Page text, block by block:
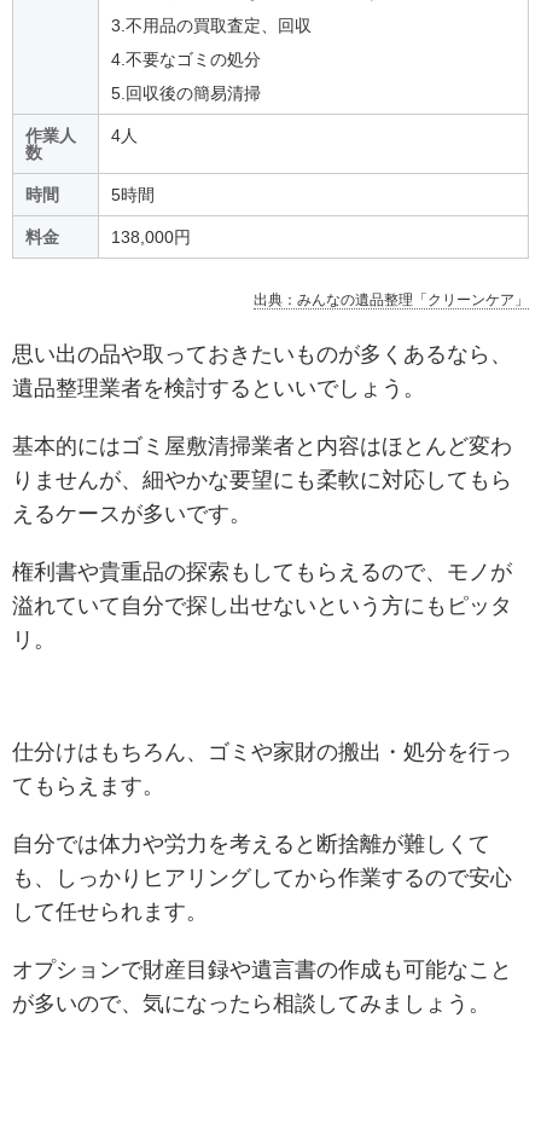
3.不用品の買取査定、回収
4.不要なゴミの処分
5.回収後の簡易清掃
作業人
数
4人
時間 5時間
料金 138,000円
出典：みんなの遺品整理「クリーンケア」
思い出の品や取っておきたいものが多くあるなら、
遺品整理業者を検討するといいでしょう。
基本的にはゴミ屋敷清掃業者と内容はほとんど変わ
りませんが、細やかな要望にも柔軟に対応してもら
えるケースが多いです。
権利書や貴重品の探索もしてもらえるので、モノが
溢れていて自分で探し出せないという方にもピッタ
リ。
仕分けはもちろん、ゴミや家財の搬出・処分を行っ
てもらえます。
自分では体力や労力を考えると断捨離が難しくて
も、しっかりヒアリングしてから作業するので安心
して任せられます。
オプションで財産目録や遺言書の作成も可能なこと
が多いので、気になったら相談してみましょう。